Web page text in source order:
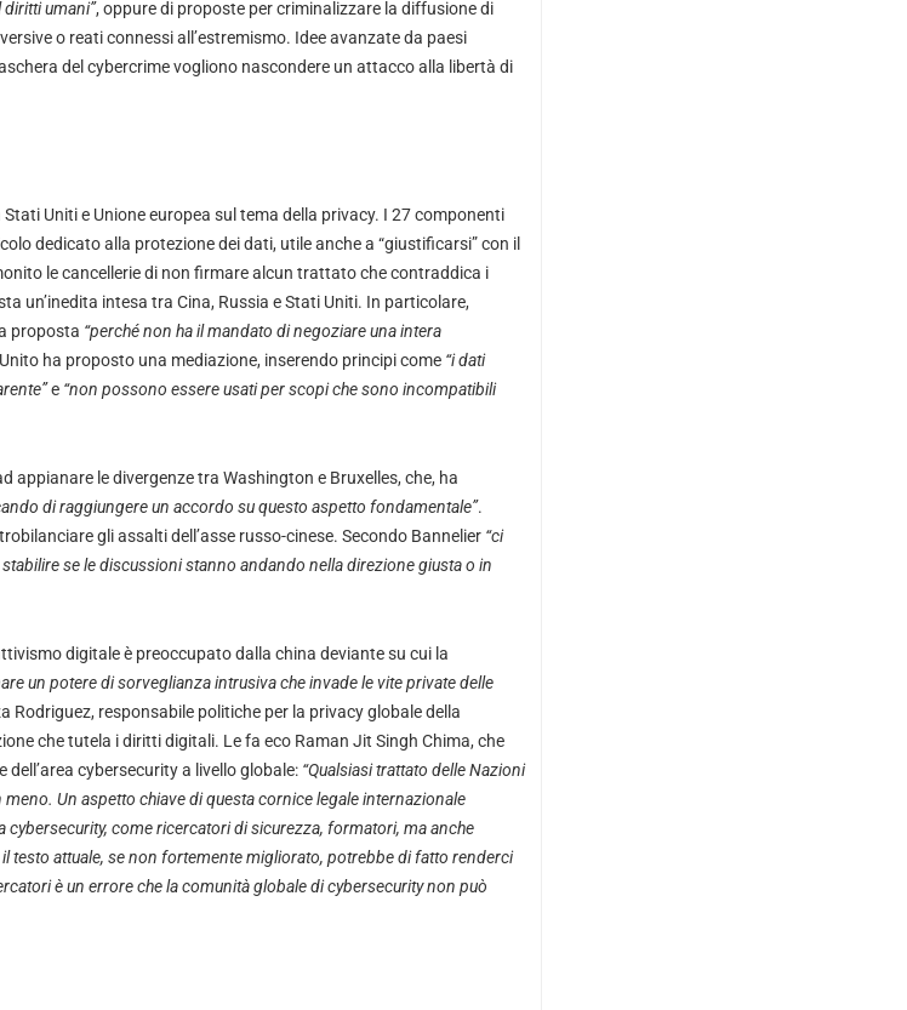
umani”, oppure di proposte per criminalizzare la diffusione di
o reati connessi all’estremismo. Idee avanzate da paesi
del cybercrime vogliono nascondere un attacco alla libertà di
Uniti e Unione europea sul tema della privacy. I 27 componenti
dedicato alla protezione dei dati, utile anche a “giustificarsi” con il
le cancellerie di non firmare alcun trattato che contraddica i
un’inedita intesa tra Cina, Russia e Stati Uniti. In particolare,
proposta “perché non ha il mandato di negoziare una intera
ha proposto una mediazione, inserendo principi come “i dati
e “non possono essere usati per scopi che sono incompatibili
appianare le divergenze tra Washington e Bruxelles, che, ha
di raggiungere un accordo su questo aspetto fondamentale”.
gli assalti dell’asse russo-cinese. Secondo Bannelier “ci
se le discussioni stanno andando nella direzione giusta o in
digitale è preoccupato dalla china deviante su cui la
un potere di sorveglianza intrusiva che invade le vite private delle
Rodriguez, responsabile politiche per la privacy globale della
che tutela i diritti digitali. Le fa eco Raman Jit Singh Chima, che
dell’area cybersecurity a livello globale: “Qualsiasi trattato delle Nazioni
Un aspetto chiave di questa cornice legale internazionale
come ricercatori di sicurezza, formatori, ma anche
testo attuale, se non fortemente migliorato, potrebbe di fatto renderci
è un errore che la comunità globale di cybersecurity non può